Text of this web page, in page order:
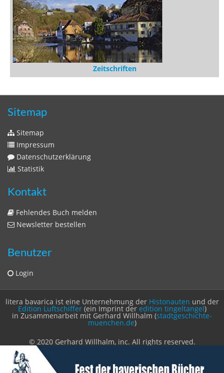
Sitemap
Sitemap
Impressum
Statistik
Kontakt
Newsletter bestellen
Login